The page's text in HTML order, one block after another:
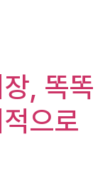
, 똑똑
으로